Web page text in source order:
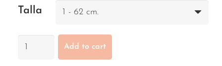
Talla
de
Add to cart